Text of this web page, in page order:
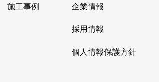
施工事例 企業情報
採用情報
個人情報保護方針